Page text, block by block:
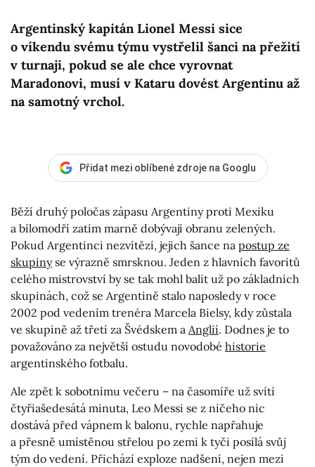
Argentinský kapitán Lionel Messi sice
o víkendu svému týmu vystřelil šanci na přežití
v turnaji, pokud se ale chce vyrovnat
Maradonovi, musí v Kataru dovést Argentinu až
na samotný vrchol.
Přidat mezi oblíbené zdroje na Googlu
Běží druhý poločas zápasu Argentiny proti Mexiku
a bílomodří zatím marně dobývají obranu zelených.
Pokud Argentinci nezvítězí, jejich šance na postup ze
skupinyse výrazně smrsknou. Jeden z hlavních favoritů
celého mistrovství by se tak mohl balit už po základních
skupinách, což se Argentině stalo naposledy v roce
2002 pod vedením trenéra Marcela Bielsy, kdy zůstala
ve skupině až třetí za Švédskem a Anglií. Dodnes je to
považováno za největší ostudu novodobé historie
argentinského fotbalu.
Ale zpět k sobotnímu večeru – na časomíře už svítí
čtyřiašedesátá minuta, Leo Messi se z ničeho nic
dostává před vápnem k balonu, rychle napřahuje
a přesně umístěnou střelou po zemi k tyči posílá svůj
tým do vedení. Přichází exploze nadšení, nejen mezi